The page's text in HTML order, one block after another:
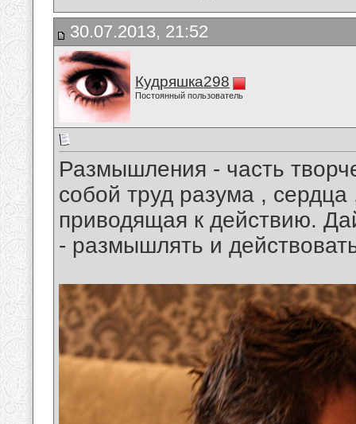
30.07.2013, 21:52
Кудряшка298
Постоянный пользователь
Размышления - часть
собой труд разума ,
приводящая к действию.
- размышлять и